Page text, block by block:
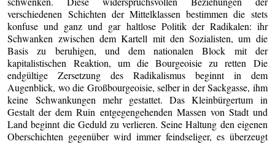
verschiedenen Schichten der Mittelklassen bestimmen die stets
konfuse und ganz und gar haltlose Politik der Radikalen: ihr
Schwanken zwischen dem Kartell mit den Sozialisten, um die
Basis zu beruhigen, und dem nationalen Block mit der
kapitalistischen Reaktion, um die Bourgeoisie zu retten Die
endgültige Zersetzung des Radikalismus beginnt in dem
Augenblick, wo die Großbourgeoisie, selber in der Sackgasse, ihm
keine Schwankungen mehr gestattet. Das Kleinbürgertum in
Gestalt der dem Ruin entgegengehenden Massen von Stadt und
Land beginnt die Geduld zu verlieren. Seine Haltung den eigenen
Oberschichten gegenüber wird immer feindseliger, es überzeugt